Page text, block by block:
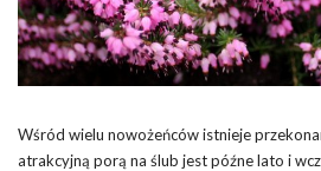
Wśród wielu nowożeńców istnieje
atrakcyjną porą na ślub jest późne lato i